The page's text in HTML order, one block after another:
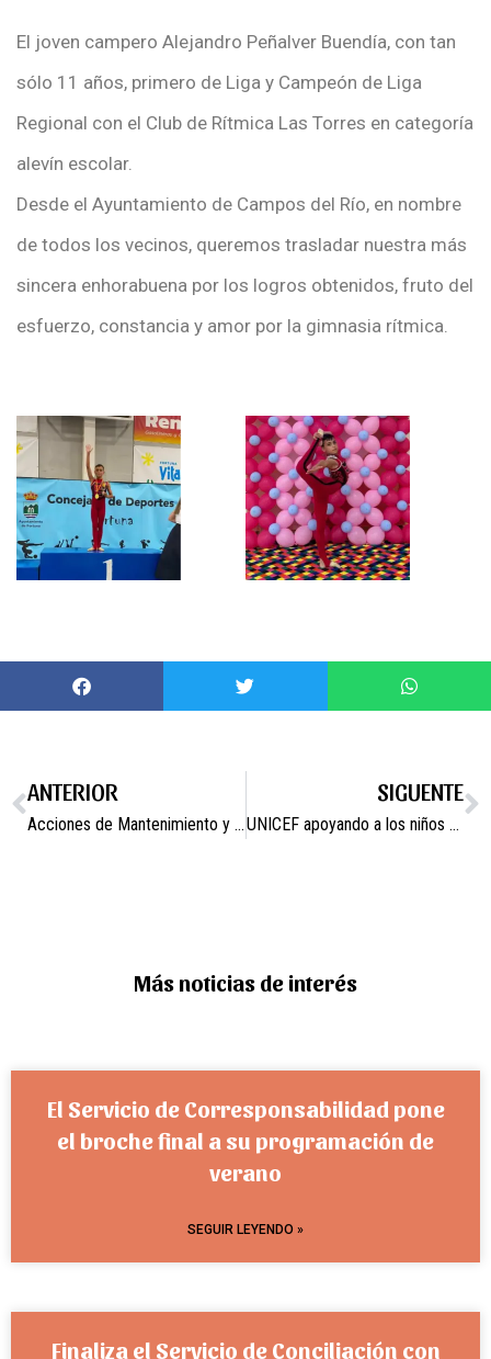
El joven campero Alejandro Peñalver Buendía, con tan
sólo 11 años, primero de Liga y Campeón de Liga
Regional con el Club de Rítmica Las Torres en categoría
alevín escolar.
Desde el Ayuntamiento de Campos del Río, en nombre
de todos los vecinos, queremos trasladar nuestra más
sincera enhorabuena por los logros obtenidos, fruto del
esfuerzo, constancia y amor por la gimnasia rítmica.
ANTERIOR
Acciones de Mantenimiento y Embellecimiento de Espacios Públicos
SIGUENTE
UNICEF apoyando a los niños damnificados en Venezuela
Más noticias de interés
El Servicio de Corresponsabilidad pone
el broche final a su programación de
verano
SEGUIR LEYENDO »
Finaliza el Servicio de Conciliación con